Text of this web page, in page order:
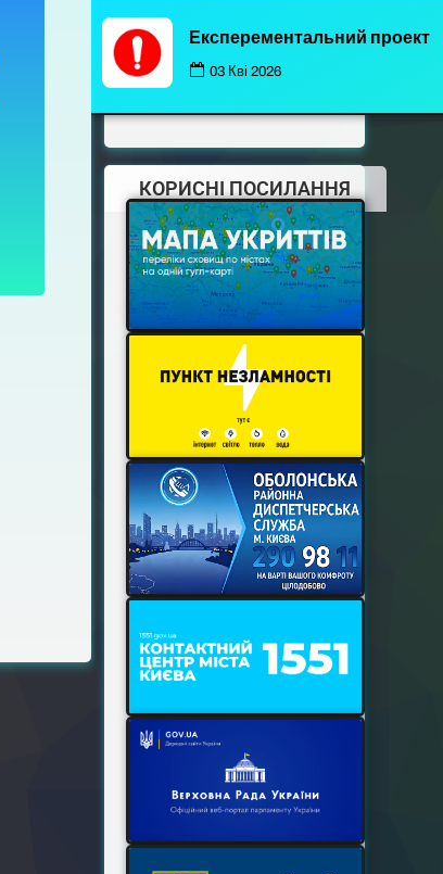
Експерементальний проект
03 Кві 2026
КОРИСНІ ПОСИЛАННЯ